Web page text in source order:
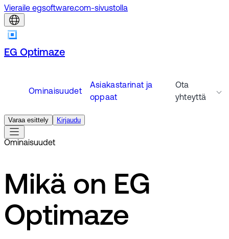
Vieraile egsoftware.com-sivustolla
EG Optimaze
Ominaisuudet
Asiakastarinat ja
oppaat
Ota
yhteyttä
Varaa esittely Kirjaudu
Ominaisuudet
Mikä on EG
Optimaze